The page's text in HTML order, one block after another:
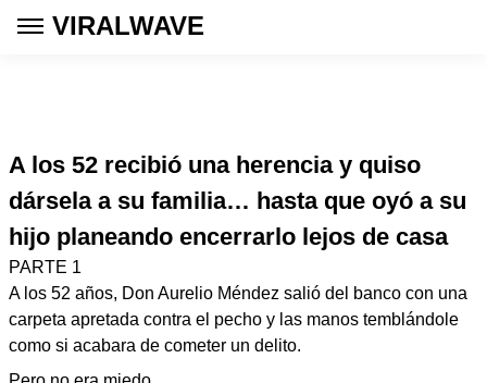
VIRALWAVE
A los 52 recibió una herencia y quiso
dársela a su familia… hasta que oyó a su
hijo planeando encerrarlo lejos de casa
PARTE 1
A los 52 años, Don Aurelio Méndez salió del banco con una
carpeta apretada contra el pecho y las manos temblándole
como si acabara de cometer un delito.